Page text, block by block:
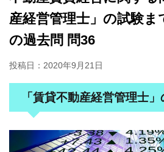
産経営管理士」の試験ま
の過去問 問36
投稿日： 2020年9月21日
「賃貸不動産経営管理士